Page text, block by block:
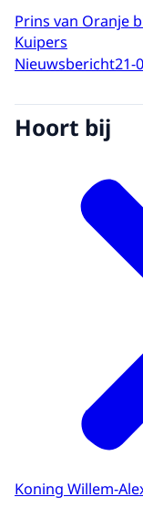
Prins van Oranje
Kuipers
Nieuwsbericht21-
Hoort bij
Koning Willem-